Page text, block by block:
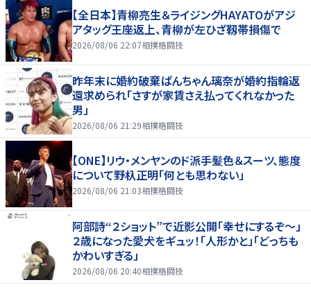
【全日本】青柳亮生＆ライジングHAYATOがアジ
アタッグ王座返上、青柳が左ひざ靱帯損傷で
2026/08/06 22:07相撲格闘技
昨年末に婚約破棄ぱんちゃん璃奈が婚約指輪返
還求められ「さすが家賃さえ払ってくれなかった
男」
2026/08/06 21:29相撲格闘技
【ONE】リウ・メンヤンのド派手髪色＆スーツ、態度
について野杁正明「何とも思わない」
2026/08/06 21:03相撲格闘技
阿部詩“２ショット”で近影公開「幸せにするぞ〜」
２歳になった愛犬をギュッ！「人形かと」「どっちも
かわいすぎる」
2026/08/06 20:40相撲格闘技